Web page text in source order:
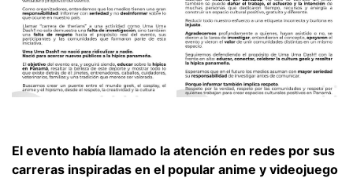
El evento había llamado la atención en redes por sus
carreras inspiradas en el popular anime y videojuego